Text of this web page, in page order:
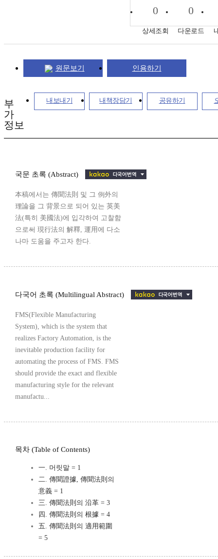
0
상세조회
0
다운로드
원문보기 인용하기
내보내기 내책장담기 공유하기
부
가
정보
국문 초록 (Abstract)
本稿에서는 傳聞法則 및 그 例外의
理論을 그 背景으로 되어 있는 英美
法(특히 美國法)에 입각하여 고찰함
으로써 現行法의 解釋, 運用에 다소
나마 도움을 주고자 한다.
다국어 초록 (Multilingual Abstract)
FMS(Flexible Manufacturing
System), which is the system that
realizes Factory Automation, is the
inevitable production facility for
automating the process of FMS. FMS
should provide the exact and flexible
manufacturing style for the relevant
manufactu...
목차 (Table of Contents)
一. 머릿말 = 1
二. 傳聞證據, 傳聞法則의
意義 = 1
三. 傳聞法則의 沿革 = 3
四. 傳聞法則의 根據 = 4
五. 傳聞法則의 適用範圍
= 5